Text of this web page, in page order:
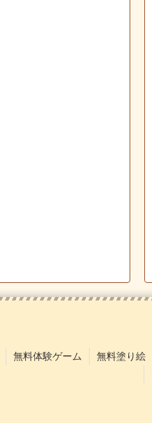
無料体験ゲーム 無料塗り絵